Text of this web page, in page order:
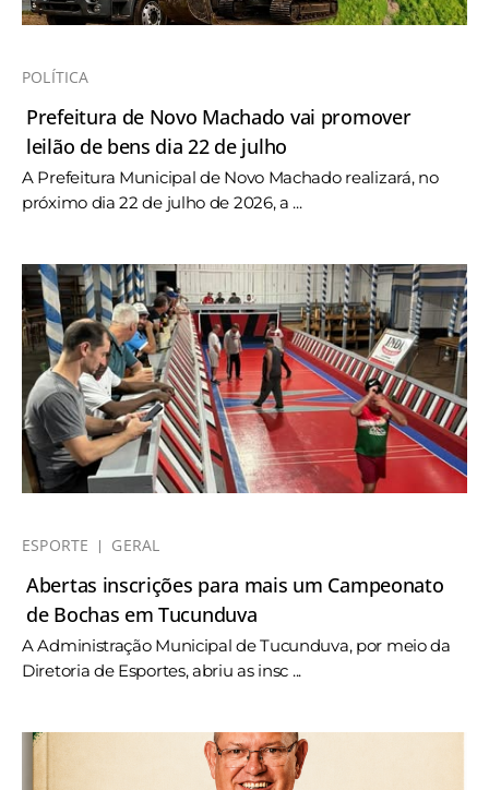
POLÍTICA
Prefeitura de Novo Machado vai promover
leilão de bens dia 22 de julho
A Prefeitura Municipal de Novo Machado realizará, no
próximo dia 22 de julho de 2026, a ...
ESPORTE GERAL
Abertas inscrições para mais um Campeonato
de Bochas em Tucunduva
A Administração Municipal de Tucunduva, por meio da
Diretoria de Esportes, abriu as insc ...